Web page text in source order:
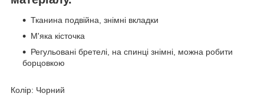
Тканина подвійна, знімні вкладки
М'яка кісточка
Регульовані бретелі, на спинці знімні, можна робити
борцовкою
Колір: Чорний